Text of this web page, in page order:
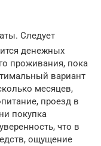
Следует
денежных
проживания, пока
вариант
месяцев,
проезд в
покупка
что в
ощущение